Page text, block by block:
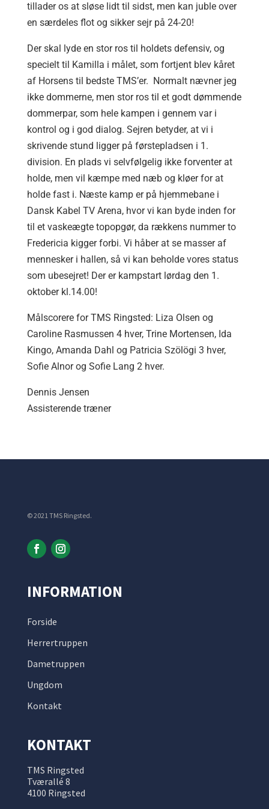
tillader os at sløse lidt til sidst, men kan juble over
en særdeles flot og sikker sejr på 24-20!
Der skal lyde en stor ros til holdets defensiv, og
specielt til Kamilla i målet, som fortjent blev kåret
af Horsens til bedste TMS’er. Normalt nævner jeg
ikke dommerne, men stor ros til et godt dømmende
dommerpar, som hele kampen i gennem var i
kontrol og i god dialog. Sejren betyder, at vi i
skrivende stund ligger på førstepladsen i 1.
division. En plads vi selvfølgelig ikke forventer at
holde, men vil kæmpe med næb og kløer for at
holde fast i. Næste kamp er på hjemmebane i
Dansk Kabel TV Arena, hvor vi kan byde inden for
til et vaskeægte topopgør, da rækkens nummer to
Fredericia kigger forbi. Vi håber at se masser af
mennesker i hallen, så vi kan beholde vores status
som ubesejret! Der er kampstart lørdag den 1.
oktober kl.14.00!
Målscorere for TMS Ringsted: Liza Olsen og
Caroline Rasmussen 4 hver, Trine Mortensen, Ida
Kingo, Amanda Dahl og Patricia Szölögi 3 hver,
Sofie Alnor og Sofie Lang 2 hver.
Dennis Jensen
Assisterende træner
© 2021 TMS Ringsted.
INFORMATION
Forside
Herrertruppen
Dametruppen
Ungdom
Kontakt
KONTAKT
TMS Ringsted
Tværallé 8
4100 Ringsted